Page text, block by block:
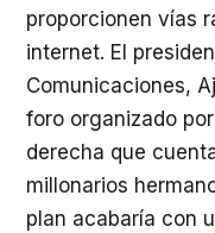
proporcionen vías
internet. El
Comunicaciones,
foro organizado
derecha que
millonarios
plan acabaría con